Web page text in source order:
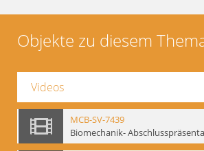
Objekte zu diesem
Videos
MCB-SV-7439